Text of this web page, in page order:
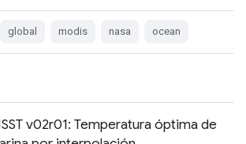
global modis nasa ocean
v02r01: Temperatura óptima de